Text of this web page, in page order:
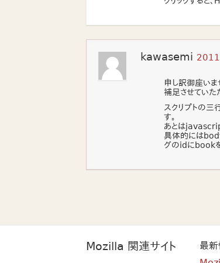
kawasemi
申し訳御座い
補足させていた
スクリプトの
す。
あとは
具体的には
グのidにbookを
Mozilla 関連サイト
最